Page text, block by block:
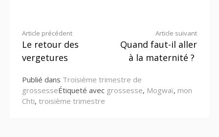
Lire
la
Article précédent
Le retour des
vergetures
Article suivant
Quand faut-il aller
à la maternité ?
Publié dans Troisième trimestre de
grossesseÉtiqueté avec grossesse, Mogwaï, mon
Chti, troisième trimestre